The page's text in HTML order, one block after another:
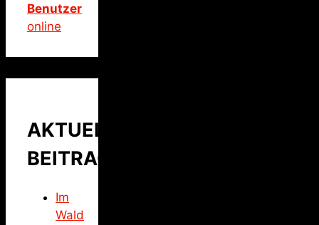
Benutzer
online
AKTUELLER
BEITRAG
Im
Wald